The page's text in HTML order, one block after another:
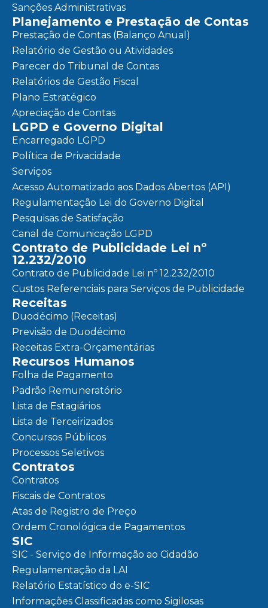
Sanções Administrativas
Planejamento e Prestação de Contas
Prestação de Contas (Balanço Anual)
Relatório de Gestão ou Atividades
Parecer do Tribunal de Contas
Relatórios de Gestão Fiscal
Plano Estratégico
Apreciação de Contas
LGPD e Governo Digital
Encarregado LGPD
Política de Privacidade
Serviços
Acesso Automatizado aos Dados Abertos (API)
Regulamentação Lei do Governo Digital
Pesquisas de Satisfação
Canal de Comunicação LGPD
Contrato de Publicidade Lei nº
12.232/2010
Contrato de Publicidade Lei nº 12.232/2010
Custos Referenciais para Serviços de Publicidade
Receitas
Duodécimo (Receitas)
Previsão de Duodécimo
Receitas Extra-Orçamentárias
Recursos Humanos
Folha de Pagamento
Padrão Remuneratório
Lista de Estagiários
Lista de Terceirizados
Concursos Públicos
Processos Seletivos
Contratos
Contratos
Fiscais de Contratos
Atas de Registro de Preço
Ordem Cronológica de Pagamentos
SIC
SIC - Serviço de Informação ao Cidadão
Regulamentação da LAI
Relatório Estatístico do e-SIC
Informações Classificadas como Sigilosas